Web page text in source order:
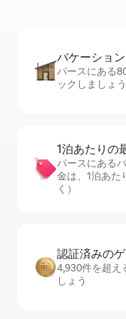
バケーショ
パースにある
ックしましょう
1泊あたりの
パースにある
金は、1泊あた
く）
認証済みの
4,930件を超え
しょう